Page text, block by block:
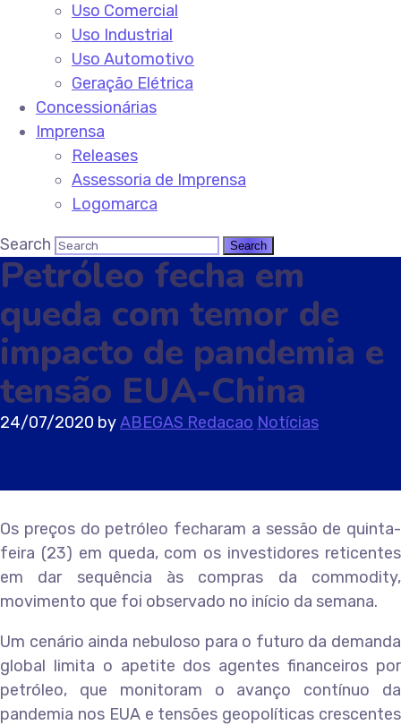
Uso Comercial
Uso Industrial
Uso Automotivo
Geração Elétrica
Concessionárias
Imprensa
Releases
Assessoria de Imprensa
Logomarca
Search
Petróleo fecha em
queda com temor de
impacto de pandemia e
tensão EUA-China
24/07/2020 byABEGAS Redacao Notícias
Os preços do petróleo fecharam a sessão de quinta-
feira (23) em queda, com os investidores reticentes
em dar sequência às compras da commodity,
movimento que foi observado no início da semana.
Um cenário ainda nebuloso para o futuro da demanda
global limita o apetite dos agentes financeiros por
petróleo, que monitoram o avanço contínuo da
pandemia nos EUA e tensões geopolíticas crescentes